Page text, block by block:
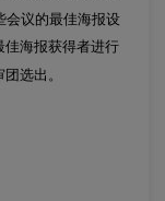
会议的最佳海报设
佳海报获得者进行
选出。